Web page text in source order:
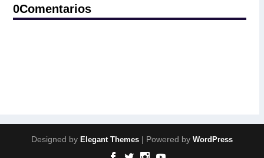
0Comentarios
Designed by Elegant Themes | Powered by WordPress